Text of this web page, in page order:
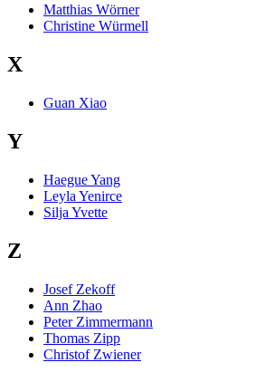
Matthias Wörner
Christine Würmell
X
Guan Xiao
Y
Haegue Yang
Leyla Yenirce
Silja Yvette
Z
Josef Zekoff
Ann Zhao
Peter Zimmermann
Thomas Zipp
Christof Zwiener